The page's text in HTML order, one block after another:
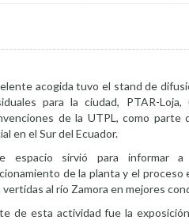
acogida tuvo el stand de
para la ciudad, PTAR-
de la UTPL, como parte
en el Sur del Ecuador.
espacio sirvió para informar
de la planta y el proceso
vertidas al río Zamora en mejores
de esta actividad fue la